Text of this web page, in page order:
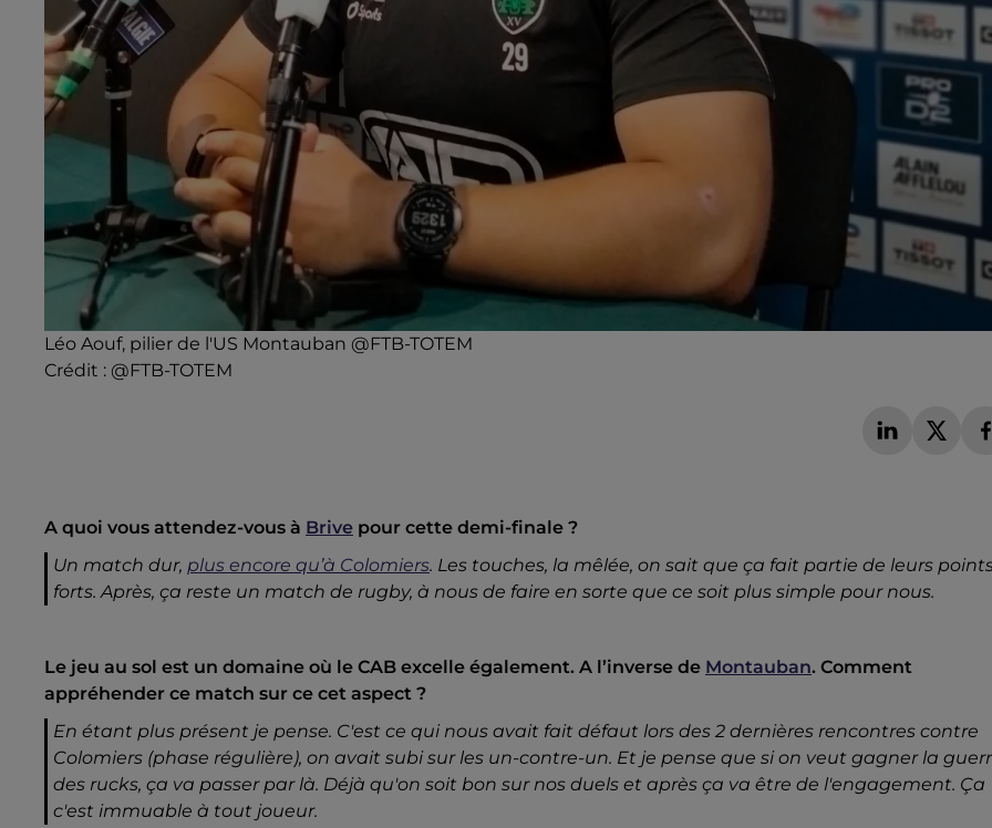
Léo Aouf, pilier de l'US Montauban @FTB-TOTEM
Crédit : @FTB-TOTEM
A quoi vous attendez-vous à Brive pour cette demi-finale ?
Un match dur, plus encore qu’à Colomiers. Les touches, la mêlée, on sait que ça fait partie de leurs
forts. Après, ça reste un match de rugby, à nous de faire en sorte que ce soit plus simple pour nous.
Le jeu au sol est un domaine où le CAB excelle également. A l’inverse de Montauban. Comment
appréhender ce match sur ce cet aspect ?
En étant plus présent je pense. C'est ce qui nous avait fait défaut lors des 2 dernières rencontres contre
Colomiers (phase régulière), on avait subi sur les un-contre-un. Et je pense que si on veut gagner la
des rucks, ça va passer par là. Déjà qu'on soit bon sur nos duels et après ça va être de l'engagement. Ça
c'est immuable à tout joueur.